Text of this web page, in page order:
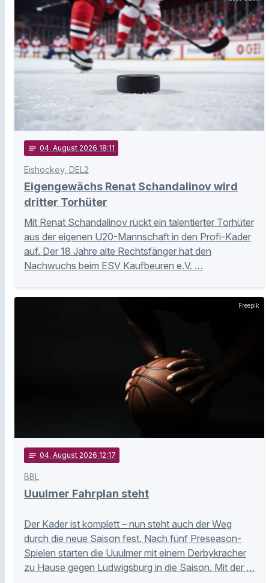
notes 04. August 2026 18:11
Eishockey, DEL2
Eigengewächs Renat Schandalinov wird
dritter Torhüter
Mit Renat Schandalinov rückt ein talentierter Torhüter
aus der eigenen U20-Mannschaft in den Profi-Kader
auf. Der 18 Jahre alte Rechtsfänger hat den
Nachwuchs beim ESV Kaufbeuren e.V. …
Freepik
notes 04. August 2026 12:17
BBL
Uuulmer Fahrplan steht
Der Kader ist komplett – nun steht auch der Weg
durch die neue Saison fest. Nach fünf Preseason-
Spielen starten die Uuulmer mit einem Derbykracher
zu Hause gegen Ludwigsburg in die Saison. Mit der …